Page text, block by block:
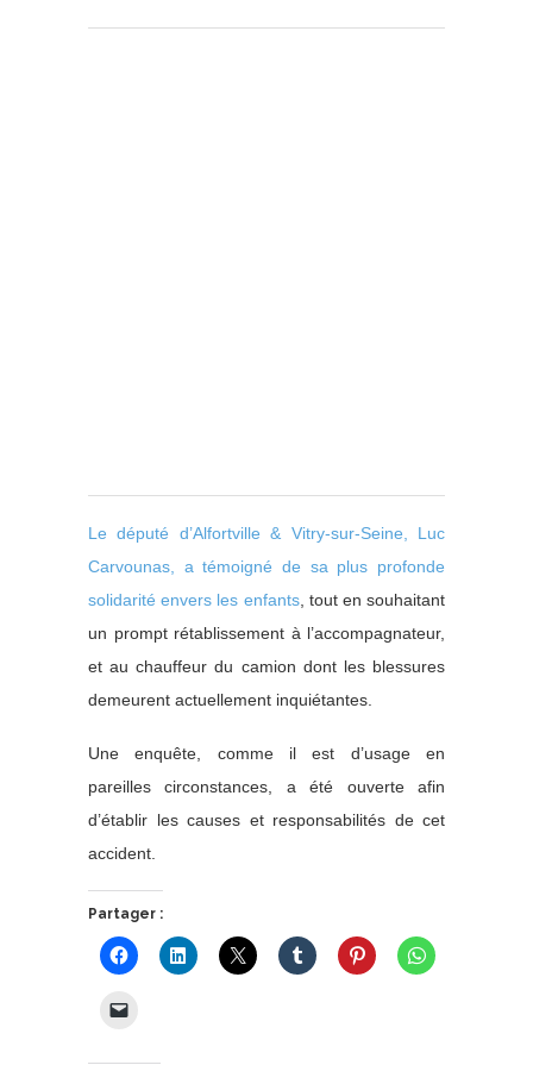
Le député d’Alfortville & Vitry-sur-Seine, Luc
Carvounas, a témoigné de sa plus profonde
solidarité envers les enfants, tout en souhaitant
un prompt rétablissement à l’accompagnateur,
et au chauffeur du camion dont les blessures
demeurent actuellement inquiétantes.
Une enquête, comme il est d’usage en
pareilles circonstances, a été ouverte afin
d’établir les causes et responsabilités de cet
accident.
Partager :